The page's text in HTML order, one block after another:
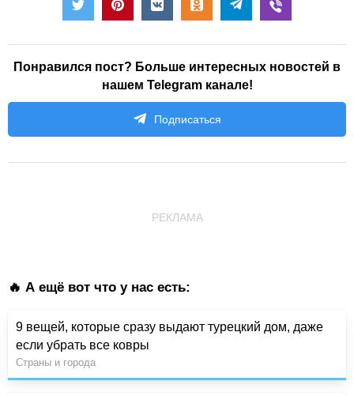
Понравился пост? Больше интересных новостей в
нашем Telegram канале!
Подписаться
РЕКЛАМА
🔥 А ещё вот что у нас есть:
9 вещей, которые сразу выдают турецкий дом, даже
если убрать все ковры
Страны и города